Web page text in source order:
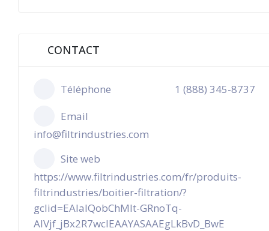
CONTACT
Téléphone
1 (888) 345-8737
Email
info@filtrindustries.com
Site web
https://www.filtrindustries.com/fr/produits-
filtrindustries/boitier-filtration/?
gclid=EAIaIQobChMIt-GRnoTq-
AIVjf_jBx2R7wcIEAAYASAAEgLkBvD_BwE